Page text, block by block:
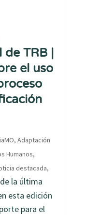
de TRB |
el uso
, Adaptación
Humanos,
destacada,
la última
esta edición
para el